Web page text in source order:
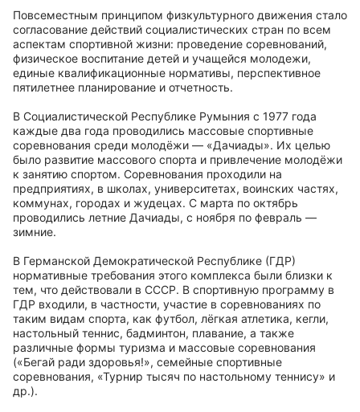
Повсеместным принципом физкультурного движения стало
согласование действий социалистических стран по всем
аспектам спортивной жизни: проведение соревнований,
физическое воспитание детей и учащейся молодежи,
единые квалификационные нормативы, перспективное
пятилетнее планирование и отчетность.
В Социалистической Республике Румыния с 1977 года
каждые два года проводились массовые спортивные
соревнования среди молодёжи — «Дачиады». Их целью
было развитие массового спорта и привлечение молодёжи
к занятию спортом. Соревнования проходили на
предприятиях, в школах, университетах, воинских частях,
коммунах, городах и жудецах. С марта по октябрь
проводились летние Дачиады, с ноября по февраль —
зимние.
В Германской Демократической Республике (ГДР)
нормативные требования этого комплекса были близки к
тем, что действовали в СССР. В спортивную программу в
ГДР входили, в частности, участие в соревнованиях по
таким видам спорта, как футбол, лёгкая атлетика, кегли,
настольный теннис, бадминтон, плавание, а также
различные формы туризма и массовые соревнования
(«Бегай ради здоровья!», семейные спортивные
соревнования, «Турнир тысяч по настольному теннису» и
др.).